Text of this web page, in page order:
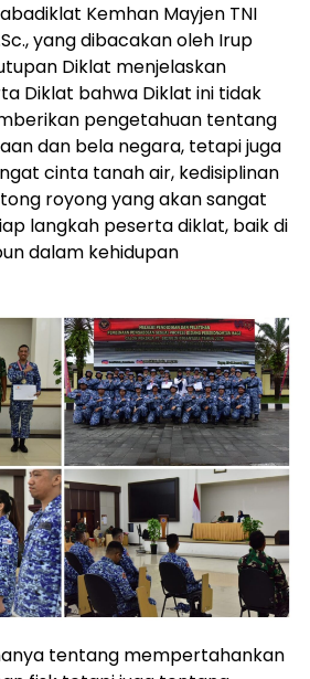
Kemhan Mayjen TNI
yang dibacakan oleh Irup
Diklat menjelaskan
Diklat bahwa Diklat ini tidak
pengetahuan tentang
dan bela negara, tetapi juga
cinta tanah air, kedisiplinan
royong yang akan sangat
langkah peserta diklat, baik di
dalam kehidupan
tentang mempertahankan